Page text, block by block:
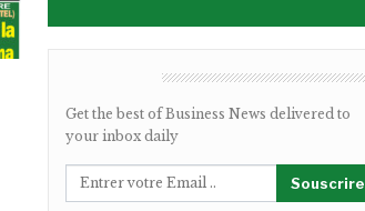
Get the best of Business News delivered to
your inbox daily
Souscrire